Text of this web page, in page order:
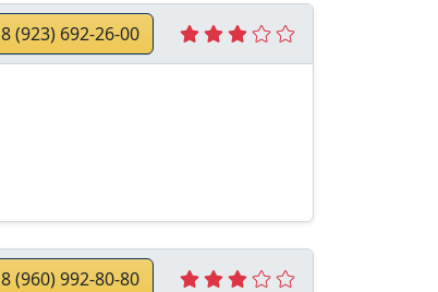
8 (923) 692-26-00
8 (960) 992-80-80